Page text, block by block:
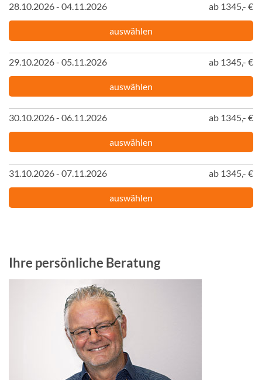
28.10.2026 - 04.11.2026 ab 1345,- €
auswählen
29.10.2026 - 05.11.2026 ab 1345,- €
auswählen
30.10.2026 - 06.11.2026 ab 1345,- €
auswählen
31.10.2026 - 07.11.2026 ab 1345,- €
auswählen
Ihre persönliche Beratung